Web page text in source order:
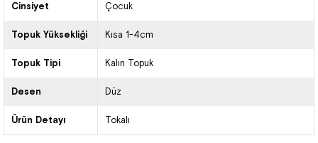
Cinsiyet Çocuk
Topuk Yüksekliği Kısa 1-4cm
Topuk Tipi Kalın Topuk
Desen Düz
Ürün Detayı Tokalı